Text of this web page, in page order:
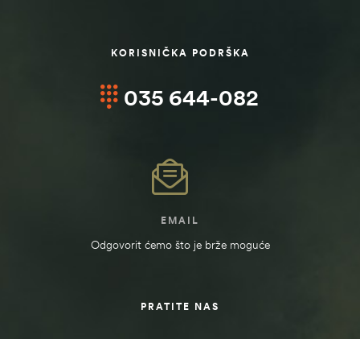
KORISNIČKA PODRŠKA
035 644-082
EMAIL
Odgovorit ćemo što je brže moguće
PRATITE NAS